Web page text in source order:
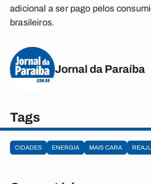
adicional a ser pago pelos
brasileiros.
Jornal da Paraíba
Tags
CIDADES ENERGIA MAIS CARA